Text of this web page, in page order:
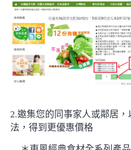
2.邀集您的同事家人或鄰居
法，得到更優惠價格